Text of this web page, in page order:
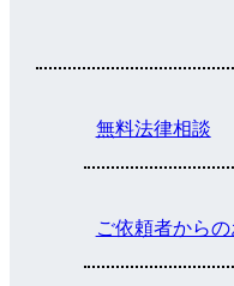
無料法律相談
ご依頼者からの